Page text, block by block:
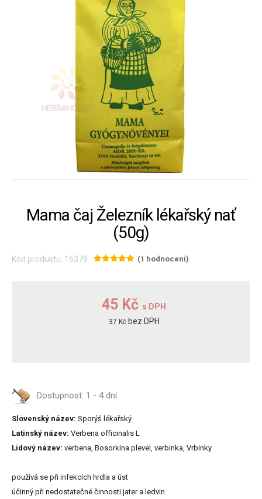
Mama čaj Železník lékařský nať
(50g)
Kód produktu: 16379 (1 hodnocení)
45 Kč s DPH
37 Kč bez DPH
Dostupnost: 1 - 4 dní
Slovenský název: Sporýš lékařský
Latinský název: Verbena officinalis L
Lidový název: verbena, Bosorkina plevel, verbinka, Vrbinky
používá se při infekcích hrdla a úst
účinný při nedostatečné činnosti jater a ledvin